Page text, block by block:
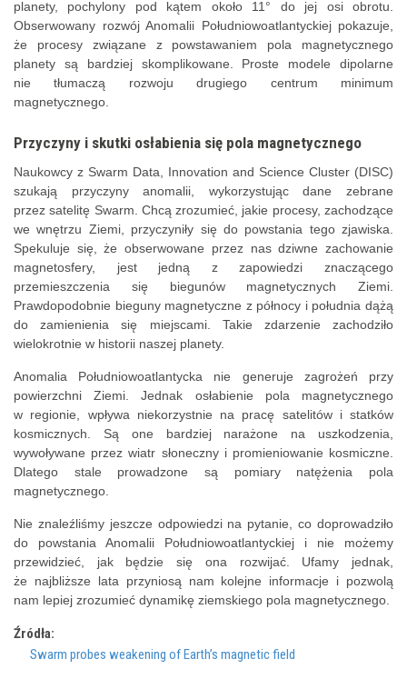
planety, pochylony pod kątem około 11° do jej osi obrotu.
Obserwowany rozwój Anomalii Południowoatlantyckiej pokazuje,
że procesy związane z powstawaniem pola magnetycznego
planety są bardziej skomplikowane. Proste modele dipolarne
nie tłumaczą rozwoju drugiego centrum minimum
magnetycznego.
Przyczyny i skutki osłabienia się pola magnetycznego
Naukowcy z Swarm Data, Innovation and Science Cluster (DISC)
szukają przyczyny anomalii, wykorzystując dane zebrane
przez satelitę Swarm. Chcą zrozumieć, jakie procesy, zachodzące
we wnętrzu Ziemi, przyczyniły się do powstania tego zjawiska.
Spekuluje się, że obserwowane przez nas dziwne zachowanie
magnetosfery, jest jedną z zapowiedzi znaczącego
przemieszczenia się biegunów magnetycznych Ziemi.
Prawdopodobnie bieguny magnetyczne z północy i południa dążą
do zamienienia się miejscami. Takie zdarzenie zachodziło
wielokrotnie w historii naszej planety.
Anomalia Południowoatlantycka nie generuje zagrożeń przy
powierzchni Ziemi. Jednak osłabienie pola magnetycznego
w regionie, wpływa niekorzystnie na pracę satelitów i statków
kosmicznych. Są one bardziej narażone na uszkodzenia,
wywoływane przez wiatr słoneczny i promieniowanie kosmiczne.
Dlatego stale prowadzone są pomiary natężenia pola
magnetycznego.
Nie znaleźliśmy jeszcze odpowiedzi na pytanie, co doprowadziło
do powstania Anomalii Południowoatlantyckiej i nie możemy
przewidzieć, jak będzie się ona rozwijać. Ufamy jednak,
że najbliższe lata przyniosą nam kolejne informacje i pozwolą
nam lepiej zrozumieć dynamikę ziemskiego pola magnetycznego.
Źródła:
Swarm probes weakening of Earth’s magnetic field